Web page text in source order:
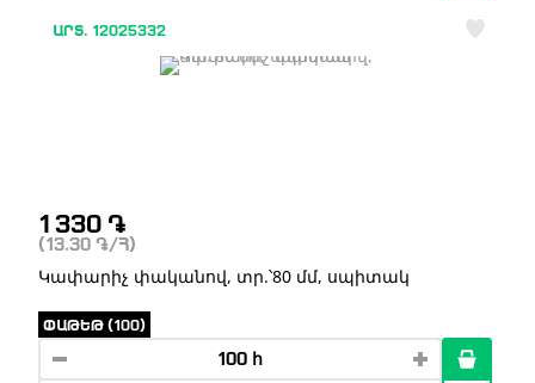
ԱՐՏ. 12025332
1 330 ֏
(13.30 ֏ /Հ)
Կափարիչ փականով, տր.՝80 մմ, սպիտակ
ՓԱԹԵԹ (100)